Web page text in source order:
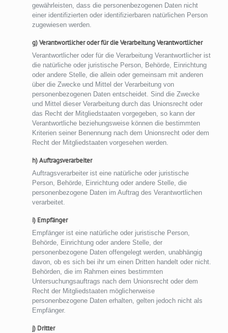
gewährleisten, dass die personenbezogenen Daten nicht
einer identifizierten oder identifizierbaren natürlichen Person
zugewiesen werden.
g) Verantwortlicher oder für die Verarbeitung Verantwortlicher
Verantwortlicher oder für die Verarbeitung Verantwortlicher ist
die natürliche oder juristische Person, Behörde, Einrichtung
oder andere Stelle, die allein oder gemeinsam mit anderen
über die Zwecke und Mittel der Verarbeitung von
personenbezogenen Daten entscheidet. Sind die Zwecke
und Mittel dieser Verarbeitung durch das Unionsrecht oder
das Recht der Mitgliedstaaten vorgegeben, so kann der
Verantwortliche beziehungsweise können die bestimmten
Kriterien seiner Benennung nach dem Unionsrecht oder dem
Recht der Mitgliedstaaten vorgesehen werden.
h) Auftragsverarbeiter
Auftragsverarbeiter ist eine natürliche oder juristische
Person, Behörde, Einrichtung oder andere Stelle, die
personenbezogene Daten im Auftrag des Verantwortlichen
verarbeitet.
i) Empfänger
Empfänger ist eine natürliche oder juristische Person,
Behörde, Einrichtung oder andere Stelle, der
personenbezogene Daten offengelegt werden, unabhängig
davon, ob es sich bei ihr um einen Dritten handelt oder nicht.
Behörden, die im Rahmen eines bestimmten
Untersuchungsauftrags nach dem Unionsrecht oder dem
Recht der Mitgliedstaaten möglicherweise
personenbezogene Daten erhalten, gelten jedoch nicht als
Empfänger.
j) Dritter